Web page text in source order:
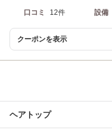
口コミ 12件 設備
クーポンを表示
ヘアトップ